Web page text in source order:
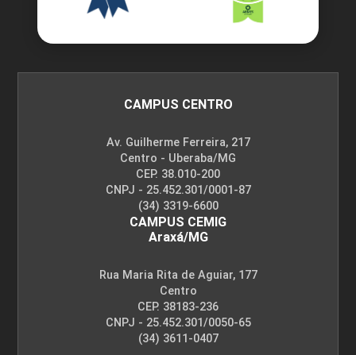
CAMPUS CENTRO
Av. Guilherme Ferreira, 217
Centro - Uberaba/MG
CEP. 38.010-200
CNPJ - 25.452.301/0001-87
(34) 3319-6600
CAMPUS CEMIG
Araxá/MG
Rua Maria Rita de Aguiar, 177
Centro
CEP. 38183-236
CNPJ - 25.452.301/0050-65
(34) 3611-0407